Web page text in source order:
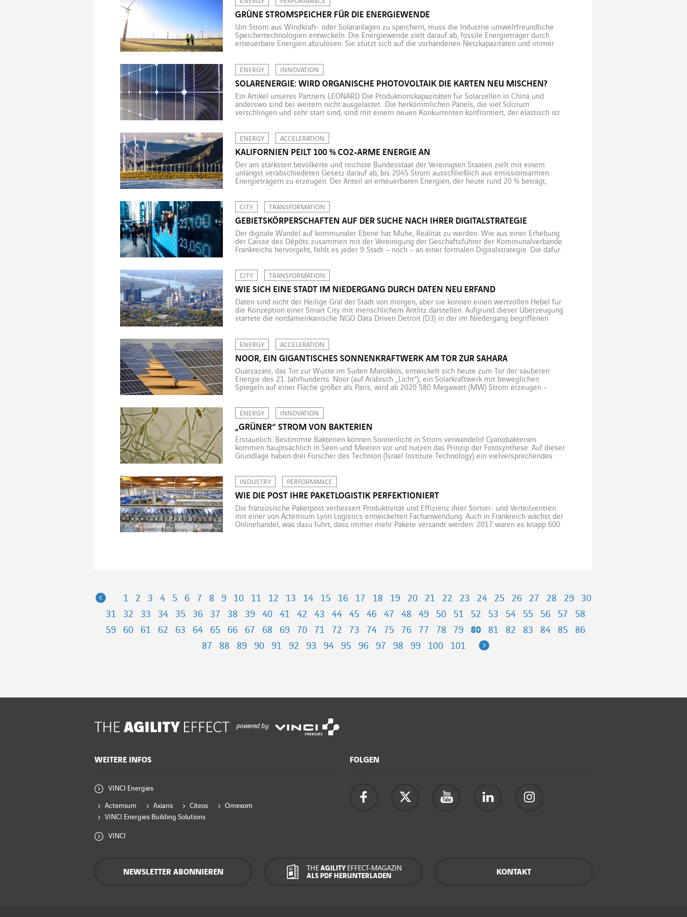
GRÜNE STROMSPEICHER FÜR DIE ENERGIEWENDE
Um Strom aus Windkraft- oder Solaranlagen zu speichern, muss die Industrie umweltfreundliche
Speichertechnologien entwickeln. Die Energiewende zielt darauf ab, fossile Energieträger durch
erneuerbare Energien abzulösen. Sie stützt sich auf die vorhandenen Netzkapazitäten und immer
ENERGY INNOVATION
SOLARENERGIE: WIRD ORGANISCHE PHOTOVOLTAIK DIE KARTEN NEU MISCHEN?
Ein Artikel unseres Partners LEONARD Die Produktionskapazitäten für Solarzellen in China und
anderswo sind bei weitem nicht ausgelastet. Die herkömmlichen Panels, die viel Silizium
verschlingen und sehr starr sind, sind mit einem neuen Konkurrenten konfrontiert, der elastisch ist
ENERGY ACCELERATION
KALIFORNIEN PEILT 100 % CO2-ARME ENERGIE AN
Der am stärksten bevölkerte und reichste Bundesstaat der Vereinigten Staaten zielt mit einem
unlängst verabschiedeten Gesetz darauf ab, bis 2045 Strom ausschließlich aus emissionsarmen
Energieträgern zu erzeugen. Der Anteil an erneuerbaren Energien, der heute rund 20 % beträgt,
CITY TRANSFORMATION
GEBIETSKÖRPERSCHAFTEN AUF DER SUCHE NACH IHRER DIGITALSTRATEGIE
Der digitale Wandel auf kommunaler Ebene hat Mühe, Realität zu werden. Wie aus einer Erhebung
der Caisse des Dépôts zusammen mit der Vereinigung der Geschäftsführer der Kommunalverbände
Frankreichs hervorgeht, fehlt es jeder 9. Stadt – noch – an einer formalen Digitalstrategie. Die dafür
CITY TRANSFORMATION
WIE SICH EINE STADT IM NIEDERGANG DURCH DATEN NEU ERFAND
Daten sind nicht der Heilige Gral der Stadt von morgen, aber sie können einen wertvollen Hebel für
die Konzeption einer Smart City mit menschlichem Antlitz darstellen. Aufgrund dieser Überzeugung
startete die nordamerikanische NGO Data Driven Detroit (D3) in der im Niedergang begriffenen
ENERGY ACCELERATION
NOOR, EIN GIGANTISCHES SONNENKRAFTWERK AM TOR ZUR SAHARA
Ouarzazate, das Tor zur Wüste im Süden Marokkos, entwickelt sich heute zum Tor der sauberen
Energie des 21. Jahrhunderts. Noor (auf Arabisch „Licht“), ein Solarkraftwerk mit beweglichen
Spiegeln auf einer Fläche größer als Paris, wird ab 2020 580 Megawatt (MW) Strom erzeugen –
ENERGY INNOVATION
„GRÜNER“ STROM VON BAKTERIEN
Erstaunlich: Bestimmte Bakterien können Sonnenlicht in Strom verwandeln! Cyanobakterien
kommen hauptsächlich in Seen und Meeren vor und nutzen das Prinzip der Fotosynthese. Auf dieser
Grundlage haben drei Forscher des Technion (Israel Institute Technology) ein vielversprechendes
INDUSTRY PERFORMANCE
WIE DIE POST IHRE PAKETLOGISTIK PERFEKTIONIERT
Die französische Paketpost verbessert Produktivität und Effizienz ihrer Sortier- und Verteilzentren
mit einer von Actemium Lyon Logistics entwickelten Fachanwendung. Auch in Frankreich wächst der
Onlinehandel, was dazu führt, dass immer mehr Pakete versandt werden: 2017 waren es knapp 600
Previous
1 2 3 4 5 6 7 8 9 10 11 12 13 14 15 16 17 18 19 20 21 22 23 24 25 26 27 28 29
30
31
32 33 34 35 36 37 38 39 40 41 42 43 44 45 46 47 48 49 50 51 52 53 54 55 56 57
58
59
60 61 62 63 64 65 66 67 68 69 70 71 72 73 74 75 76 77 78 79 80 81 82 83 84 85
86
87
88 89 90 91 92 93 94 95 96 97 98 99 100 101 Next
powered by
WEITERE INFOS
VINCI Energies
Actemium Axians Citeos
Omexom
VINCI Energies Building Solutions
VINCI
FOLGEN
NEWSLETTER ABONNIEREN THEAGILITY EFFECT-MAGAZIN
ALS PDF HERUNTERLADEN
KONTAKT